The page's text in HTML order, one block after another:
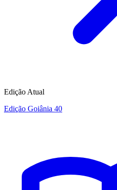
Edição Atual
Edição Goiânia 40